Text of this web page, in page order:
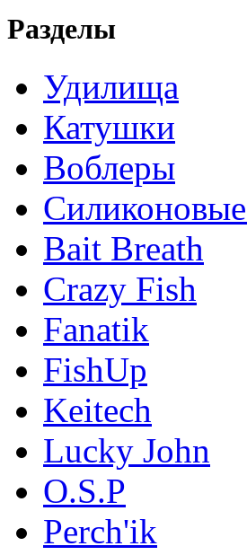
Разделы
Удилища
Катушки
Воблеры
Bait Breath
Crazy Fish
Fanatik
FishUp
Keitech
Lucky John
O.S.P
Perch'ik